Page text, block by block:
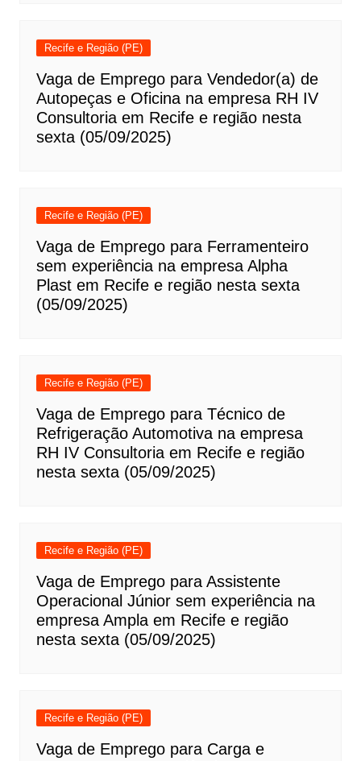
Recife e Região (PE)
Vaga de Emprego para Vendedor(a) de
Autopeças e Oficina na empresa RH IV
Consultoria em Recife e região nesta
sexta (05/09/2025)
Recife e Região (PE)
Vaga de Emprego para Ferramenteiro
sem experiência na empresa Alpha
Plast em Recife e região nesta sexta
(05/09/2025)
Recife e Região (PE)
Vaga de Emprego para Técnico de
Refrigeração Automotiva na empresa
RH IV Consultoria em Recife e região
nesta sexta (05/09/2025)
Recife e Região (PE)
Vaga de Emprego para Assistente
Operacional Júnior sem experiência na
empresa Ampla em Recife e região
nesta sexta (05/09/2025)
Recife e Região (PE)
Vaga de Emprego para Carga e